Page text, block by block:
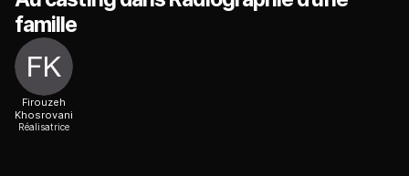
famille
Firouzeh
Khosrovani
Réalisatrice